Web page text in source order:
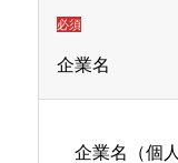
必須
企業名
企業名（個